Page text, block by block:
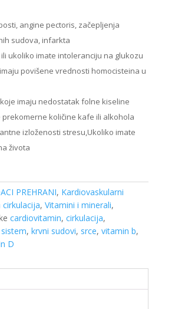
angine pectoris, začepljenja
sudova, infarkta
ukoliko imate intoleranciju na glukozu
povišene vrednosti homocisteina u
imaju nedostatak folne kiseline
prekomerne količine kafe ili alkohola
izloženosti stresu,Ukoliko imate
života
PREHRANI, Kardiovaskularni
cirkulacija, Vitamini i minerali,
cardiovitamin, cirkulacija,
, krvni sudovi, srce, vitamin b,
D